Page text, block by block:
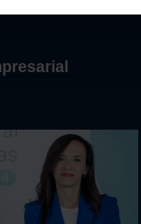
sobre el uso que
pueden combinarla con